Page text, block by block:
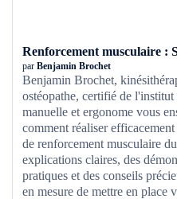
par Benjamin Brochet
Benjamin Brochet,
ostéopathe, certifié de l'institut
manuelle et ergonome vous
comment réaliser
de renforcement musculaire
explications claires, des
pratiques et des conseils
en mesure de mettre en place